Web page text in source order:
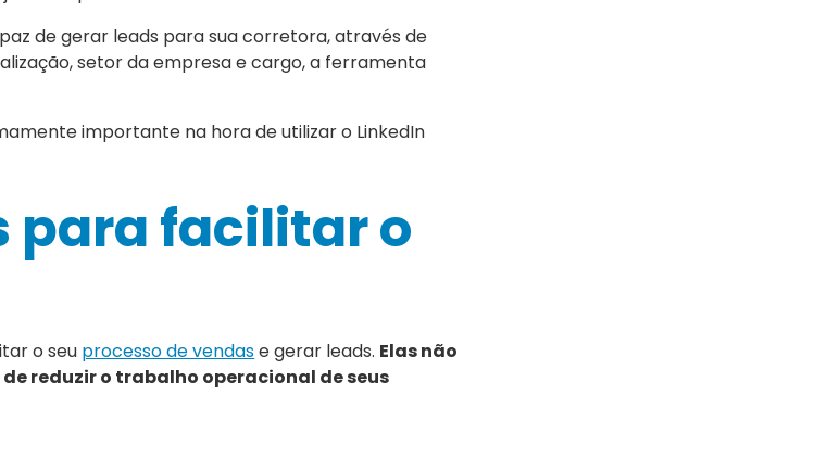
de gerar leads para sua corretora, através de
setor da empresa e cargo, a ferramenta
importante na hora de utilizar o LinkedIn
para facilitar o
o seu processo de vendase gerar leads. Elas não
reduzir o trabalho operacional de seus